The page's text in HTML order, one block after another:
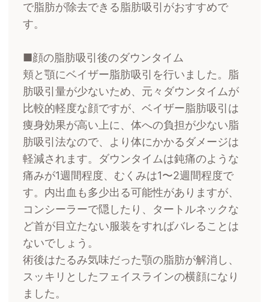
で脂肪が除去できる脂肪吸引がおすすめで
す。
■顔の脂肪吸引後のダウンタイム
頬と顎にベイザー脂肪吸引を行いました。脂
肪吸引量が少ないため、元々ダウンタイムが
比較的軽度な顔ですが、ベイザー脂肪吸引は
痩身効果が高い上に、体への負担が少ない脂
肪吸引法なので、より体にかかるダメージは
軽減されます。ダウンタイムは鈍痛のような
痛みが1週間程度、むくみは1〜2週間程度で
す。内出血も多少出る可能性がありますが、
コンシーラーで隠したり、タートルネックな
ど首が目立たない服装をすればバレることは
ないでしょう。
術後はたるみ気味だった顎の脂肪が解消し、
スッキリとしたフェイスラインの横顔になり
ました。